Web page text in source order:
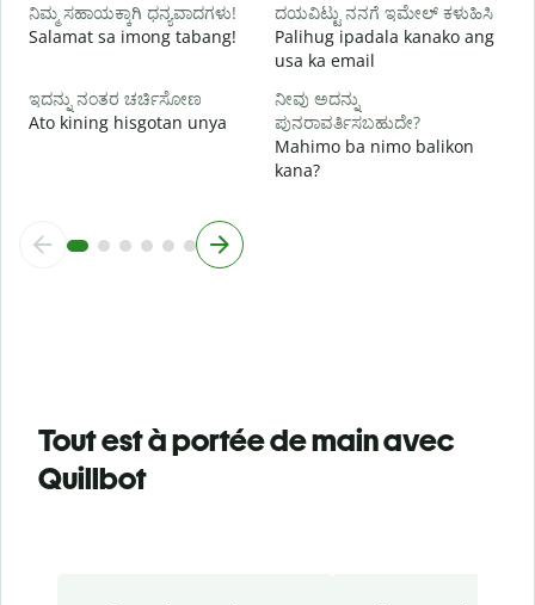
ನಿಮ್ಮ ಸಹಾಯಕ್ಕಾಗಿ ಧನ್ಯವಾದಗಳು!
Salamat sa imong tabang!
ದಯವಿಟ್ಟು ನನಗೆ ಇಮೇಲ್ ಕಳುಹಿಸಿ
Palihug ipadala kanako ang
usa ka email
ಇದನ್ನು ನಂತರ ಚರ್ಚಿಸೋಣ
Ato kining hisgotan unya
ನೀವು ಅದನ್ನು
ಪುನರಾವರ್ತಿಸಬಹುದೇ?
Mahimo ba nimo balikon
kana?
Tout est à portée de main avec
Quillbot